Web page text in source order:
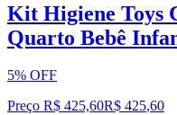
Kit Higiene Toys
Quarto Bebê
5% OFF
Preço R$ 425,60R$ 425,60